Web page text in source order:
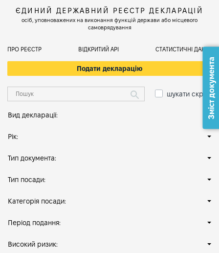
ЄДИНИЙ ДЕРЖАВНИЙ РЕЄСТР ДЕКЛАРАЦІЙ
осіб, уповноважених на виконання функцій держави або місцевого
самоврядування
ПРО РЕЄСТР ВІДКРИТИЙ АРІ СТАТИСТИЧНІ ДАНІ
Подати декларацію
шукати скрізь
Вид декларації:
Рік:
Тип документа:
Тип посади:
Категорія посади:
Період подання:
Високий ризик:
Зміст документа